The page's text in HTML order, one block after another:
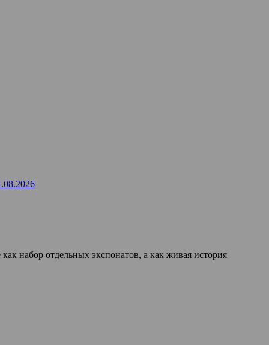
набор отдельных экспонатов, а как живая история